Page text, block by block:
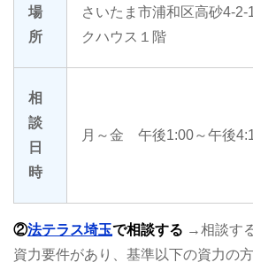
場
所
さいたま市浦和区高砂4-
クハウス１階
相
談
日
時
月～金 午後1:00～午後
②法テラス埼玉で相談する →相談す
資力要件があり、基準以下の資力の